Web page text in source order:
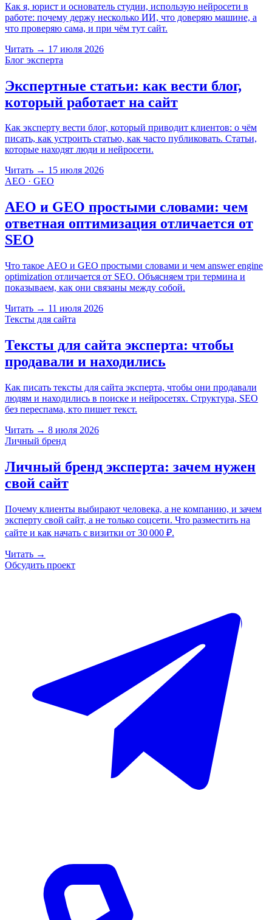
Как я, юрист и основатель студии, использую нейросети в
работе: почему держу несколько ИИ, что доверяю машине, а
что проверяю сама, и при чём тут сайт.
Читать → 17 июля 2026
Блог эксперта
Экспертные статьи: как вести блог,
который работает на сайт
Как эксперту вести блог, который приводит клиентов: о чём
писать, как устроить статью, как часто публиковать. Статьи,
которые находят люди и нейросети.
Читать → 15 июля 2026
AEO · GEO
AEO и GEO простыми словами: чем
ответная оптимизация отличается от
SEO
Что такое AEO и GEO простыми словами и чем answer engine
optimization отличается от SEO. Объясняем три термина и
показываем, как они связаны между собой.
Читать → 11 июля 2026
Тексты для сайта
Тексты для сайта эксперта: чтобы
продавали и находились
Как писать тексты для сайта эксперта, чтобы они продавали
людям и находились в поиске и нейросетях. Структура, SEO
без переспама, кто пишет текст.
Читать → 8 июля 2026
Личный бренд
Личный бренд эксперта: зачем нужен
свой сайт
Почему клиенты выбирают человека, а не компанию, и зачем
эксперту свой сайт, а не только соцсети. Что разместить на
сайте и как начать с визитки от 30 000 ₽.
Читать →
Обсудить проект